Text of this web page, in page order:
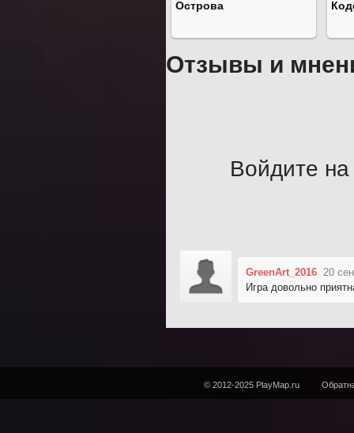
Острова
Отзывы и
Войдите на
GreenArt_2016 20
Игра довольно
© 2012-2025 PlayMap.ru